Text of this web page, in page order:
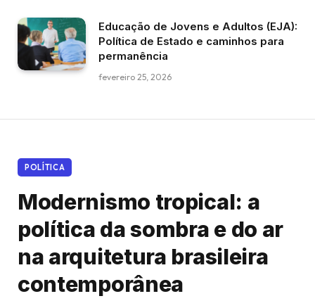
Educação de Jovens e Adultos (EJA):
Política de Estado e caminhos para
permanência
fevereiro 25, 2026
POLÍTICA
Modernismo tropical: a
política da sombra e do ar
na arquitetura brasileira
contemporânea